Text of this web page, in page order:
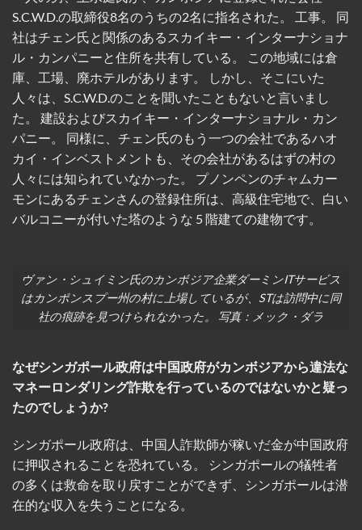
S.C.W.D.の取締役8名のうちの2名に指名された。
工事。
同
社はチェン氏と関係のあるスカイキー・インターナショナ
ル・カンパニーと住所を共有している。
この地域には倉
庫、工場、廃ホテルがあります。
しかし、そこにいた
人々は、S.C.W.D.のことを聞いたこともないと言いまし
た。
建設およびスカイキー・インターナショナル・カン
パニー。
同様に、チェン氏のもう一つの会社であるハオ
カイ・インベストメントも、その会社があるはずの村の
人々には知られていなかった。
プノンペンのチャムカー
モンにあるチェンさんの登録住所は、高級住宅地で、白い
バルコニーが付いた塔のような 5 階建ての建物です。
ヴァン・シュイミン氏のカンボジア企業ダーミンITサービス
はカンポンスプー州の村に上場しているが、STは訪問中に同
社の痕跡を見つけられなかった。 写真：メック・ダラ
なぜシンガポール政府は中国政府がカンボジアから違法な
マネーロンダリング詐欺を行っているのではないかと疑っ
たのでしょうか?
シンガポール政府は、中国人詐欺師が稼いだ金が中国政府
に押収されることを恐れている。 シンガポールの犠牲者
の多くは救命を取り戻すことができず、シンガポールは潜
在的な収入を失うことになる。